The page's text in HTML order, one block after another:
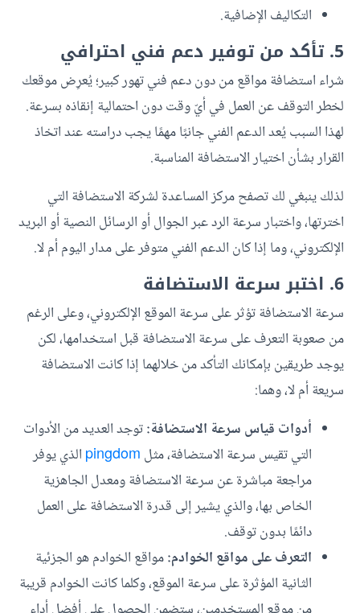
التكاليف الإضافية.
5. تأكد من توفير دعم فني احترافي
شراء استضافة مواقع من دون دعم فني تهور كبير؛ يُعرِض موقعك
لخطر التوقف عن العمل في أيّ وقت دون احتمالية إنقاذه بسرعة.
لهذا السبب يُعد الدعم الفني جانبًا مهمًا يجب دراسته عند اتخاذ
القرار بشأن اختيار الاستضافة المناسبة.
لذلك ينبغي لك تصفح مركز المساعدة لشركة الاستضافة التي
اخترتها، واختبار سرعة الرد عبر الجوال أو الرسائل النصية أو البريد
الإلكتروني، وما إذا كان الدعم الفني متوفر على مدار اليوم أم لا.
6. اختبر سرعة الاستضافة
سرعة الاستضافة تؤثر على سرعة الموقع الإلكتروني، وعلى الرغم
من صعوبة التعرف على سرعة الاستضافة قبل استخدامها، لكن
يوجد طريقين بإمكانك التأكد من خلالهما إذا كانت الاستضافة
سريعة أم لا، وهما:
أدوات قياس سرعة الاستضافة:توجد العديد من الأدوات
التي تقيس سرعة الاستضافة، مثل pingdom الذي يوفر
مراجعة مباشرة عن سرعة الاستضافة ومعدل الجاهزية
الخاص بها، والذي يشير إلى قدرة الاستضافة على العمل
دائمًا بدون توقف.
التعرف على مواقع الخوادم:مواقع الخوادم هو الجزئية
الثانية المؤثرة على سرعة الموقع، وكلما كانت الخوادم قريبة